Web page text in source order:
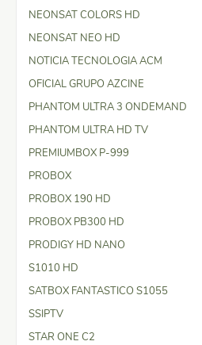
NEONSAT COLORS HD
NEONSAT NEO HD
NOTICIA TECNOLOGIA ACM
OFICIAL GRUPO AZCINE
PHANTOM ULTRA 3 ONDEMAND
PHANTOM ULTRA HD TV
PREMIUMBOX P-999
PROBOX
PROBOX 190 HD
PROBOX PB300 HD
PRODIGY HD NANO
S1010 HD
SATBOX FANTASTICO S1055
SSIPTV
STAR ONE C2